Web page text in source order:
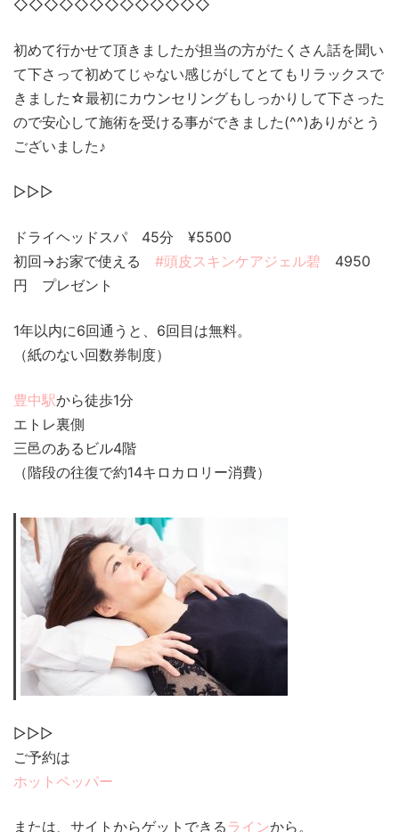
◇◇◇◇◇◇◇◇◇◇◇◇◇
初めて行かせて頂きましたが担当の方がたくさん話を聞い
て下さって初めてじゃない感じがしてとてもリラックスで
きました☆最初にカウンセリングもしっかりして下さった
ので安心して施術を受ける事ができました(^^)ありがとう
ございました♪
▷▷▷
ドライヘッドスパ 45分 ¥5500
初回→お家で使える #頭皮スキンケアジェル碧 4950
円 プレゼント
1年以内に6回通うと、6回目は無料。
（紙のない回数券制度）
豊中駅から徒歩1分
エトレ裏側
三邑のあるビル4階
（階段の往復で約14キロカロリー消費）
▷▷▷
ご予約は
ホットペッパー
または、サイトからゲットできる ラインから。